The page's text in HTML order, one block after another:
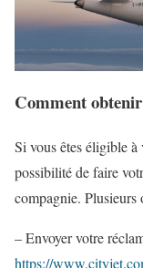
Comment
Si vous êtes éligible à
possibilité de faire
compagnie. Plusieurs
– Envoyer votre
https://